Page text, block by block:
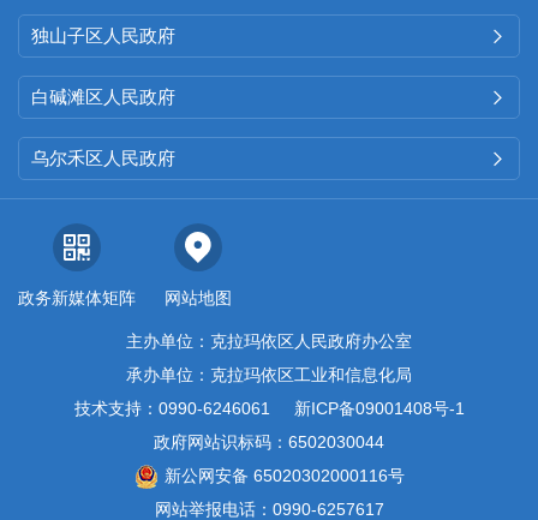
（二）
2025
申请，未接到有关政府信息公开
（三）政府信息管理情况
健全政府信息公开工作机
制，压实责任，严格执行“三审三
校 与 分级审核、先审后发
序，确保信息发布准确、安全、
高效。坚持“谁主管、谁负责”，明
独山子区人民政府 
白碱滩区人民政府 
乌尔禾区人民政府 
政务新媒体矩阵 网站地图
主办单位：克拉玛依区人民政府办公室
承办单位：克拉玛依区工业和信息化局
技术支持：0990-6246061
新ICP备09001408号-1
政府网站识标码：6502030044
新公网安备 65020302000116号
网站举报电话：0990-6257617